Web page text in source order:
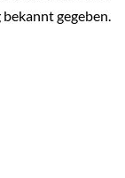
gegeben.